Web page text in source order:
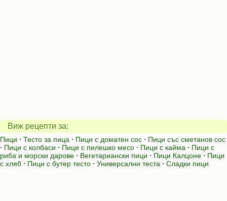
Виж рецепти за:
Пици ⋅ Тесто за пица ⋅ Пици с доматен сос ⋅ Пици със сметанов сос
⋅ Пици с колбаси ⋅ Пици с пилешко месо ⋅ Пици с кайма ⋅ Пици с
риба и морски дарове ⋅ Вегетариански пици ⋅ Пици Калцоне ⋅ Пици
с хляб ⋅ Пици с бутер тесто ⋅ Универсални теста ⋅ Сладки пици